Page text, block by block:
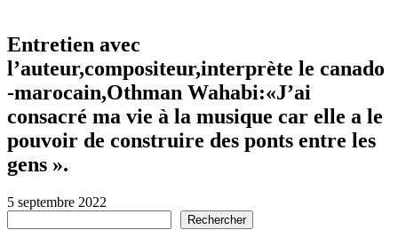
Entretien avec
l’auteur,compositeur,interprète le canado
-marocain,Othman Wahabi:«J’ai
consacré ma vie à la musique car elle a le
pouvoir de construire des ponts entre les
gens ».
5 septembre 2022
Rechercher